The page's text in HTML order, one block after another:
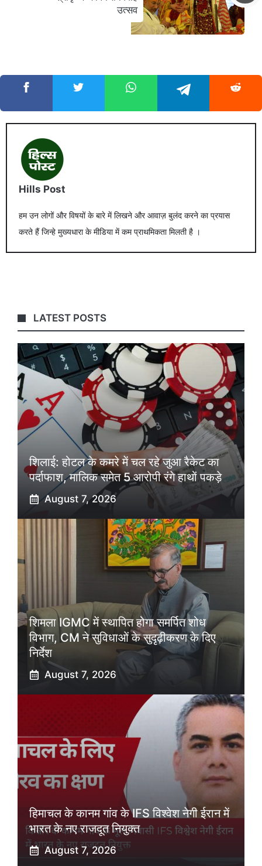
उत्सव
Hills Post
हम उन लोगों और विषयों के बारे में लिखने और आवाज़ बुलंद करने का प्रयास
करते हैं जिन्हे मुख्यधारा के मीडिया में कम प्राथमिकता मिलती है ।
LATEST POSTS
शिलाई: होटल के कमरे में चल रहे जुआ रैकेट का
पर्दाफाश, मालिक समेत 5 आरोपी रंगे हाथों पकड़े
August 7, 2026
शिमला IGMC में स्थापित होगा समर्पित शोध
विभाग, CM ने सुविधाओं के सुदृढ़ीकरण के दिए
निर्देश
August 7, 2026
हिमाचल के कानम गांव के IFS विश्वेश नेगी ईरान में
भारत के नए राजदूत नियुक्त
August 7, 2026